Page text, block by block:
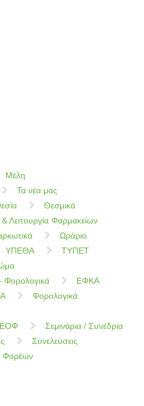
Μέλη
Τα νέα μας
Θεσμικά
Λειτουργία Φαρμακείων
Ωράριο
ΥΠΕΘΑ
ΤΥΠΕΤ
Φορολογικά
ΕΦΚΑ
Φορολογικά
ΕΟΦ
Σεμινάρια / Συνέδρια
Συνελεύσεις
Φορέων